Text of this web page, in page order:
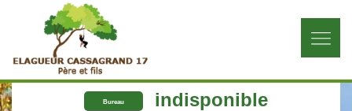
Bureau indisponible